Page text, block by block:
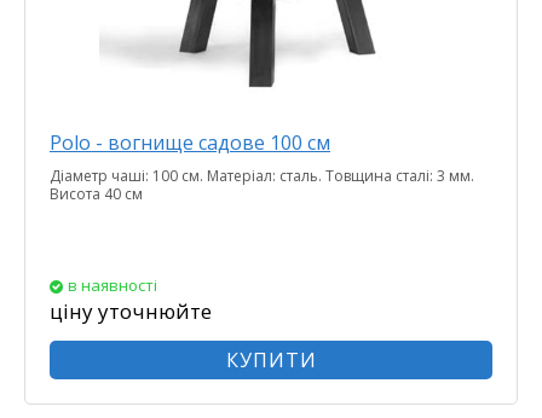
Polo - вогнище садове 100 см
Діаметр чаші: 100 см. Матеріал: сталь. Товщина сталі: 3 мм.
Висота 40 см
в наявності
ціну уточнюйте
КУПИТИ